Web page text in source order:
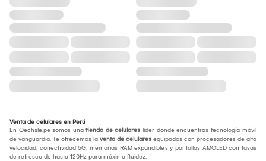
Venta de celulares en Perú
En Oechsle.pe somos una tienda de celulares líder donde encuentras tecnología móvil
de vanguardia. Te ofrecemos la venta de celulares equipados con procesadores de alta
velocidad, conectividad 5G, memorias RAM expandibles y pantallas AMOLED con tasas
de refresco de hasta 120Hz para máxima fluidez.